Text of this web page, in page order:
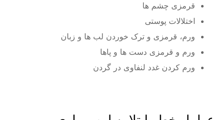
قرمزی چشم ها
اختلالات پوستی
ورم، قرمزی و ترک خوردن لب ها و زبان
ورم و قرمزی دست ها و پاها
ورم کردن غدد لنفاوی در گردن